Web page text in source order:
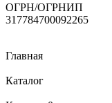
ОГРН/ОГРНИП
317784700092265
Главная
Каталог